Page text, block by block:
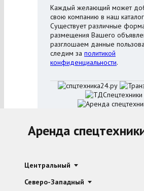
Каждый желающий может
свою компанию в наш
Существует различные
размещения Вашего
разглошаем данные
следим за политикой
конфиденциальности.
Аренда
Центральный
Северо-Западный